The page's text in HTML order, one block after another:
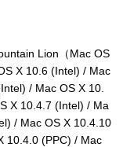
Lion（Mac OS
X 10.6 (Intel) / Mac
/ Mac OS X 10.
X 10.4.7 (Intel) / Ma
/ Mac OS X 10.4.10
10.4.0 (PPC) / Mac